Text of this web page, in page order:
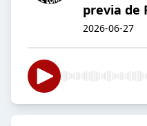
previa de
2026-06-27